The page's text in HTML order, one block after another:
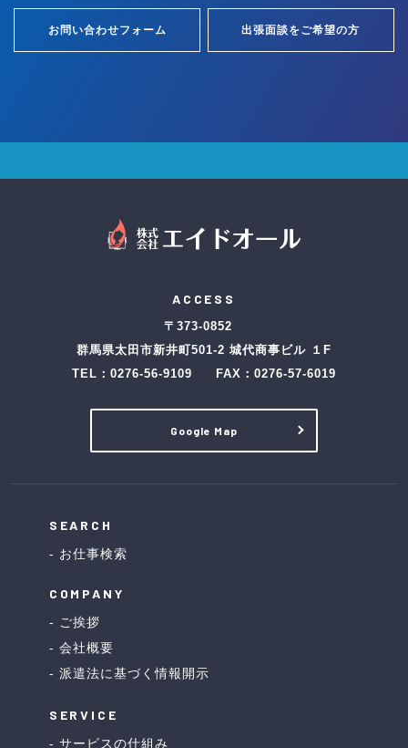
お問い合わせフォーム 出張面談をご希望の方
ACCESS
〒373-0852
群馬県太田市新井町501-2 城代商事ビル １F
TEL： 0276-56-9109 FAX：0276-57-6019
Google Map
SEARCH
お仕事検索
COMPANY
ご挨拶
会社概要
派遣法に基づく情報開示
SERVICE
サービスの仕組み